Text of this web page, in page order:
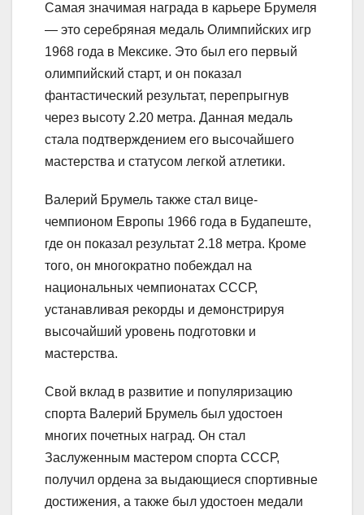
Самая значимая награда в карьере Брумеля
— это серебряная медаль Олимпийских игр
1968 года в Мексике. Это был его первый
олимпийский старт, и он показал
фантастический результат, перепрыгнув
через высоту 2.20 метра. Данная медаль
стала подтверждением его высочайшего
мастерства и статусом легкой атлетики.
Валерий Брумель также стал вице-
чемпионом Европы 1966 года в Будапеште,
где он показал результат 2.18 метра. Кроме
того, он многократно побеждал на
национальных чемпионатах СССР,
устанавливая рекорды и демонстрируя
высочайший уровень подготовки и
мастерства.
Свой вклад в развитие и популяризацию
спорта Валерий Брумель был удостоен
многих почетных наград. Он стал
Заслуженным мастером спорта СССР,
получил ордена за выдающиеся спортивные
достижения, а также был удостоен медали